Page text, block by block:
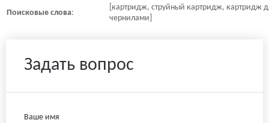
Поисковые слова:
[картридж, струйный картридж, картридж
чернилами]
Задать вопрос
Ваше имя